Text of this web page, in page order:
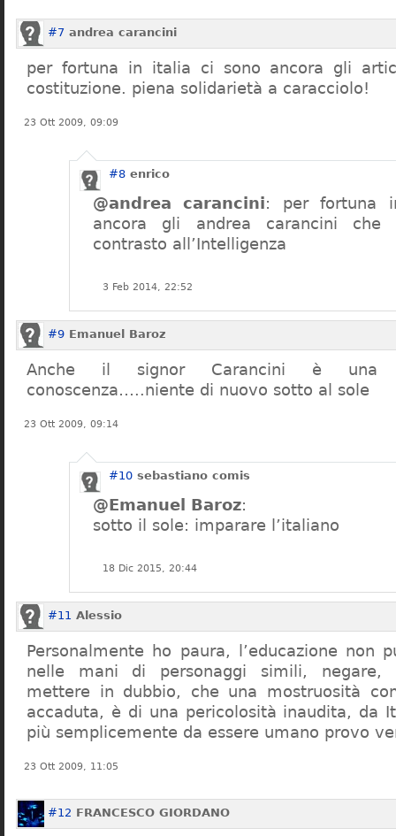
#7 andrea carancini
per fortuna in italia ci sono ancora gli
costituzione. piena solidarietà a caracciolo!
23 Ott 2009, 09:09
#8 enrico
@andrea carancini: per fortuna
ancora gli andrea carancini
contrasto all’Intelligenza
3 Feb 2014, 22:52
#9 Emanuel Baroz
Anche il signor Carancini è una
conoscenza…..niente di nuovo sotto al sole
23 Ott 2009, 09:14
#10 sebastiano comis
@Emanuel Baroz:
sotto il sole: imparare l’italiano
18 Dic 2015, 20:44
#11 Alessio
Personalmente ho paura, l’educazione non
nelle mani di personaggi simili, negare,
mettere in dubbio, che una mostruosità
accaduta, è di una pericolosità inaudita, da
più semplicemente da essere umano provo
23 Ott 2009, 11:05
#12 FRANCESCO GIORDANO